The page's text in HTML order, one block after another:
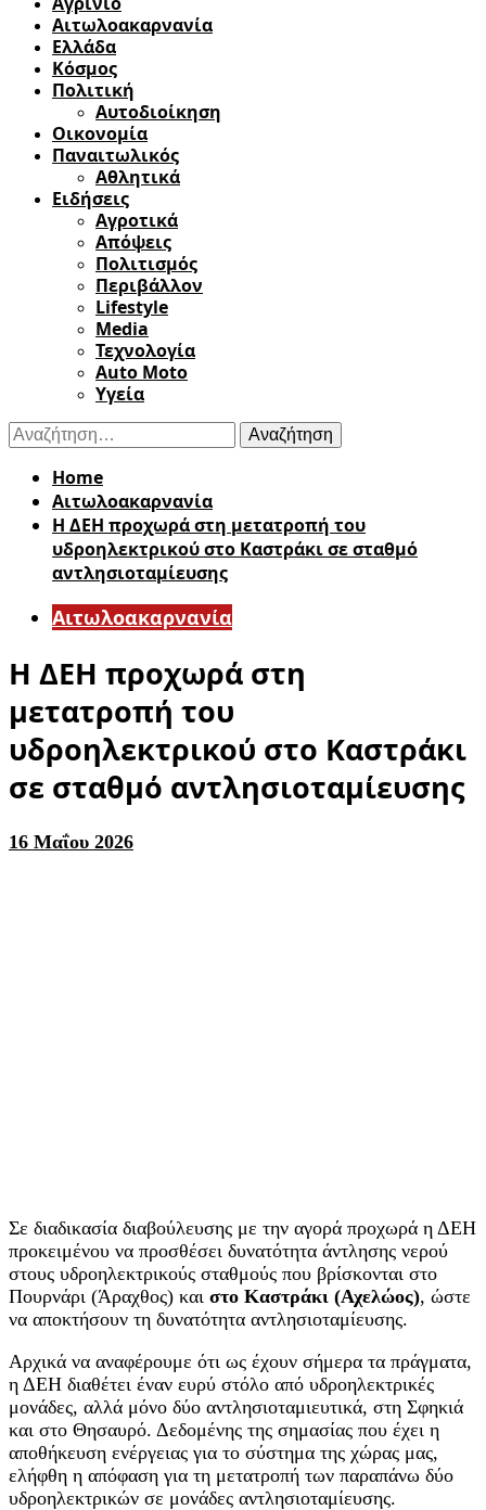
Αιτωλοακαρνανία
Ελλάδα
Κόσμος
Πολιτική
Αυτοδιοίκηση
Οικονομία
Παναιτωλικός
Αθλητικά
Ειδήσεις
Αγροτικά
Απόψεις
Πολιτισμός
Περιβάλλον
Lifestyle
Media
Τεχνολογία
Auto Moto
Υγεία
Αναζήτηση
για:
Home
Αιτωλοακαρνανία
Η ΔΕΗ προχωρά στη μετατροπή του
υδροηλεκτρικού στο Καστράκι σε σταθμό
αντλησιοταμίευσης
Αιτωλοακαρνανία
Η ΔΕΗ προχωρά στη
μετατροπή του
υδροηλεκτρικού στο Καστράκι
σε σταθμό αντλησιοταμίευσης
16 Μαΐου 2026
Σε διαδικασία διαβούλευσης με την αγορά προχωρά η ΔΕΗ
προκειμένου να προσθέσει δυνατότητα άντλησης νερού
στους υδροηλεκτρικούς σταθμούς που βρίσκονται στο
Πουρνάρι (Άραχθος) και στο Καστράκι (Αχελώος), ώστε
να αποκτήσουν τη δυνατότητα αντλησιοταμίευσης.
Αρχικά να αναφέρουμε ότι ως έχουν σήμερα τα πράγματα,
η ΔΕΗ διαθέτει έναν ευρύ στόλο από υδροηλεκτρικές
μονάδες, αλλά μόνο δύο αντλησιοταμιευτικά, στη Σφηκιά
και στο Θησαυρό. Δεδομένης της σημασίας που έχει η
αποθήκευση ενέργειας για το σύστημα της χώρας μας,
ελήφθη η απόφαση για τη μετατροπή των παραπάνω δύο
υδροηλεκτρικών σε μονάδες αντλησιοταμίευσης.